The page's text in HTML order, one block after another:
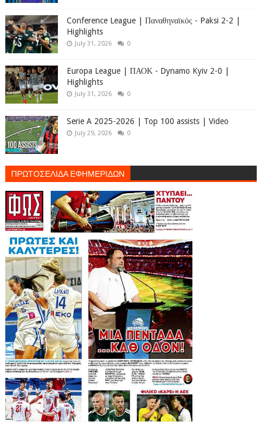
Conference League | Παναθηναϊκός - Paksi 2-2 |
Highlights
July 31, 2026 0
Europa League | ΠΑΟΚ - Dynamo Kyiv 2-0 |
Highlights
July 31, 2026 0
Serie A 2025-2026 | Top 100 assists | Video
July 29, 2026 0
ΠΡΩΤΟΣΕΛΙΔΑ ΕΦΗΜΕΡΙΔΩΝ